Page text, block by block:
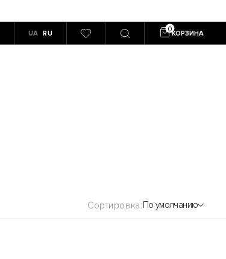
UA RU КОРЗИНА
Сортировка По умолчанию